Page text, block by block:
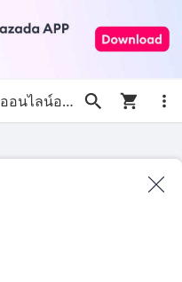
เบบี้มายด์ ประเทศไทย ร้านค้าออนไลน์อย่างเป็นทางการ | ช้อปเลยบน Lazada